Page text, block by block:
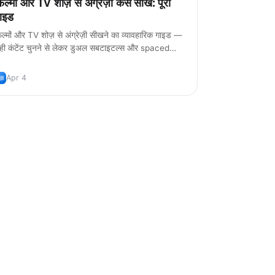
और TV शोज़ से अंग्रेज़ी सीखने का व्यावहारिक गाइड —
कंटेंट चुनने से लेकर डुअल सबटाइटल्स और spaced
Apr 4